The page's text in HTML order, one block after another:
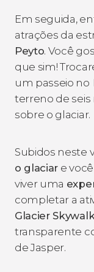
Em seguida,
atrações da
Peyto. Você
que sim!
um passeio no
terreno de seis
sobre o glaciar.
Subidos neste
o glaciar e
viver uma
completar a
Glacier Skywalk
transparente
de Jasper.